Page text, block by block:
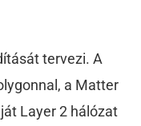
tervezi. A
a Matter
Layer 2 hálózat